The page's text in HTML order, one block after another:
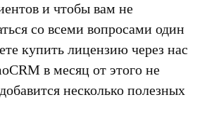
и чтобы вам не
со всеми вопросами один
купить лицензию через нас
в месяц от этого не
несколько полезных